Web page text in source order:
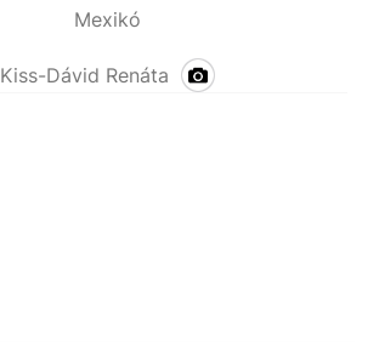
Mexikó
Kiss-Dávid Renáta